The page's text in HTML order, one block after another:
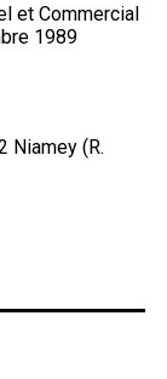
et Commercial
1989
Niamey (R.